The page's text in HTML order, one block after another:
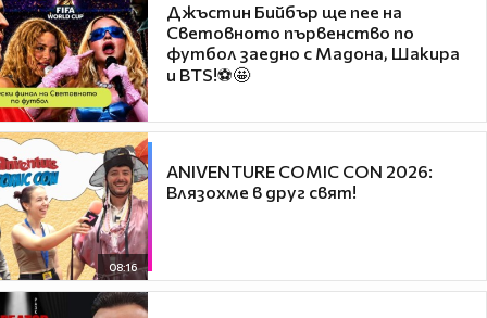
Джъстин Бийбър ще пее на
Световното първенство по
футбол заедно с Мадона, Шакира
и BTS!⚽🤩
08:16
ANIVENTURE COMIC CON 2026:
Влязохме в друг свят!